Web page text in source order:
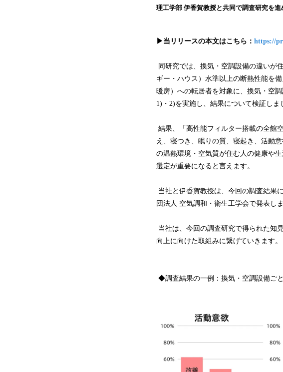
理工学部 伊香賀教授と共同で調査研究を進
▶当リリースの本文はこちら： https://
同研究では、換気・空調設備の違いが
ギー・ハウス）水準以上の断熱性能を
暖房）への転居者を対象に、換気・空
1)・2)を実施し、結果について検証しま
結果、「高性能フィルター搭載の全館
え、寝つき、眠りの質、寝起き、活動
の温熱環境・空気質が住む人の健康や
選定が重要になると言えます。
当社と伊香賀教授は、今回の調査結果
団法人 空気調和・衛生工学会で発表しま
当社は、今回の調査研究で得られた知
向上に向けた取組みに繋げていきます。
◆調査結果の一例：換気・空調設備ご